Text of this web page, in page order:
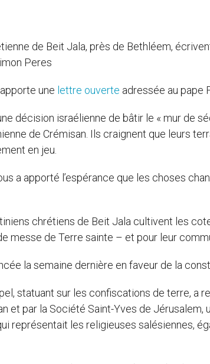
de Beit Jala, près de Bethléem,
Peres
une lettre ouverte adressée au pape
décision israélienne de bâtir le « mur de
de Crémisan. Ils craignent que leurs
en jeu.
a apporté l’espérance que les choses
chrétiens de Beit Jala cultivent les
messe de Terre sainte – et pour leur
la semaine dernière en faveur de la
statuant sur les confiscations de terre, a
et par la Société Saint-Yves de Jérusalem,
représentait les religieuses salésiennes,